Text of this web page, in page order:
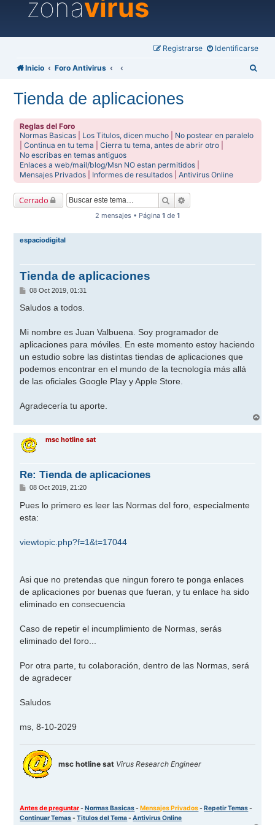
zonavirus
Identificarse
Registrarse
Inicio Foro Antivirus
Tienda de aplicaciones
Reglas del Foro
Normas Basicas
Los Titulos, dicen mucho
No postear en paralelo
|Continua en tu tema |Cierra tu tema, antes de abrir otro
No escribas en temas antiguos
Enlaces a web/mail/blog/Msn NO estan permitidos
Mensajes Privados
Informes de resultados |Antivirus Online
Cerrado Buscar
2 mensajes • Página 1 de 1
espaciodigital
Tienda de aplicaciones
M
n
j
e
08 Oct 2019, 01:31
Saludos a todos.
Mi nombre es Juan Valbuena. Soy programador de
aplicaciones para móviles. En este momento estoy haciendo
un estudio sobre las distintas tiendas de aplicaciones que
podemos encontrar en el mundo de la tecnología más allá
de las oficiales Google Play y Apple Store.
Agradecería tu aporte.
r
msc hotline sat
Re: Tienda de aplicaciones
M
n
s
a
08 Oct 2019, 21:20
Pues lo primero es leer las Normas del foro, especialmente
esta:
viewtopic.php?f=1&t=17044
Asi que no pretendas que ningun forero te ponga enlaces
de aplicaciones por buenas que fueran, y tu enlace ha sido
eliminado en consecuencia
Caso de repetir el incumplimiento de Normas, serás
eliminado del foro...
Por otra parte, tu colaboración, dentro de las Normas, será
de agradecer
Saludos
ms, 8-10-2029
msc hotline sat Virus Research Engineer
Antes de preguntar-Normas Basicas-Mensajes Privados-Repetir Temas-
Continuar Temas-Titulos del Tema-Antivirus Online